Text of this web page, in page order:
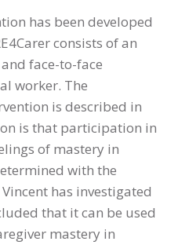
has been developed
consists of an
face-to-face
worker. The
is described in
is that participation in
of mastery in
with the
has investigated
that it can be used
mastery in